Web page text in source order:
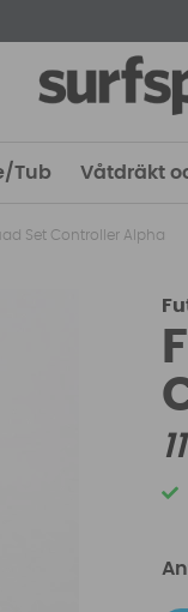
Tub Våtdräkt
Set Controller Alpha